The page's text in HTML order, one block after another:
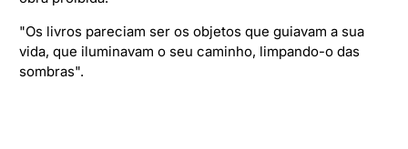
"Os livros pareciam ser os objetos que guiavam a sua
vida, que iluminavam o seu caminho, limpando-o das
sombras".